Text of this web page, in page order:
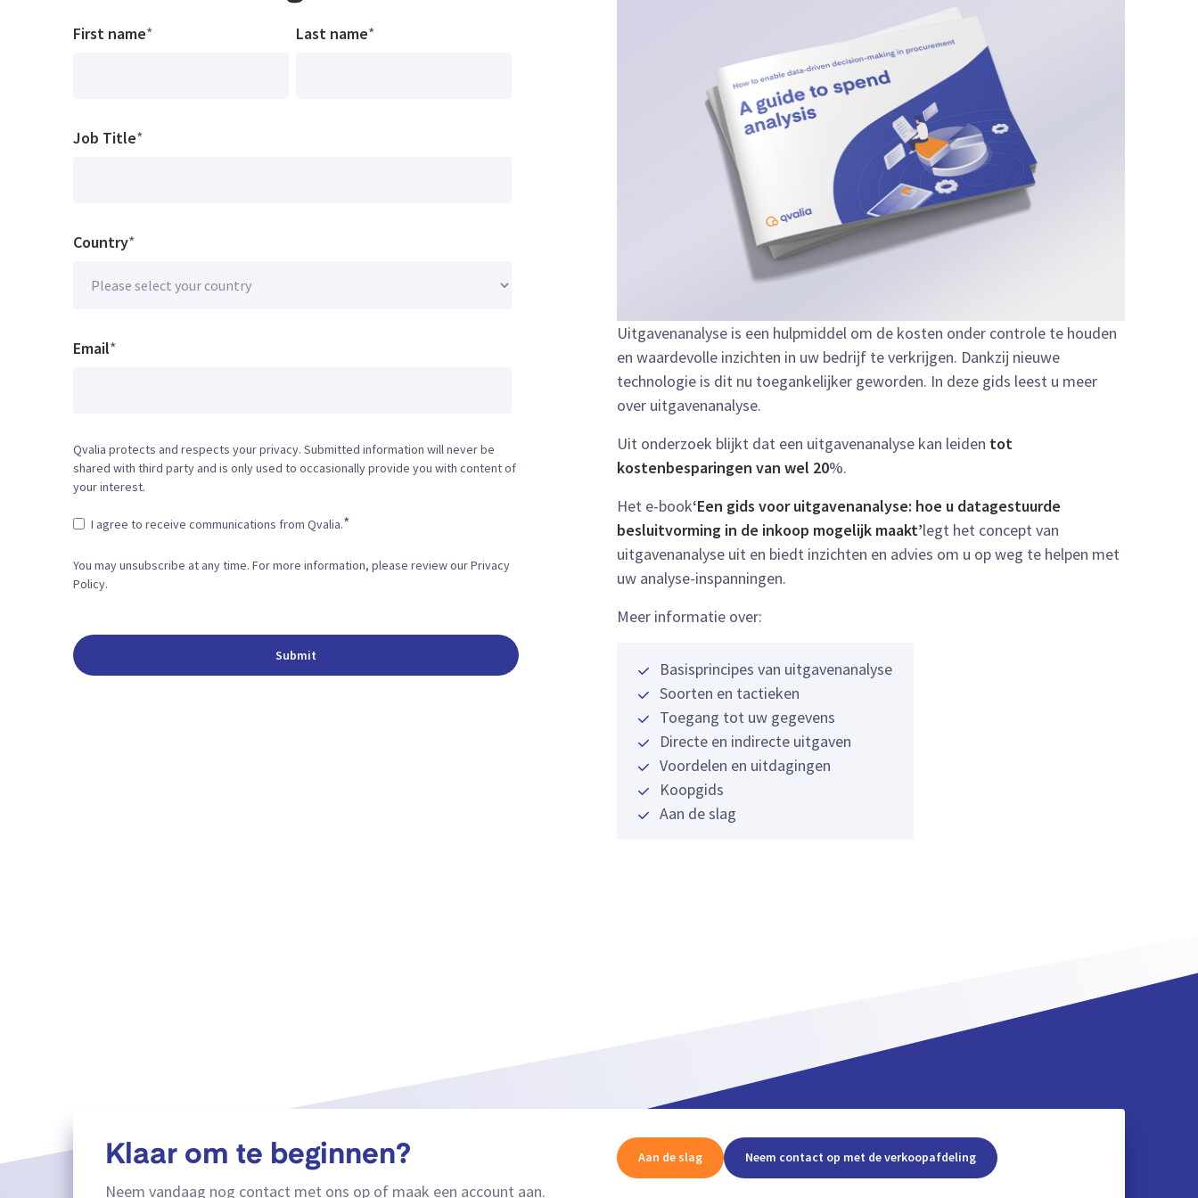
First name* Last name*
Job Title*
Country*
Email*
Qvalia protects and respects your privacy. Submitted information will never be
shared with third party and is only used to occasionally provide you with content of
your interest.
I agree to receive communications from Qvalia.*
You may unsubscribe at any time. For more information, please review our Privacy
Policy.
Uitgavenanalyse is een hulpmiddel om de kosten onder controle te houden
en waardevolle inzichten in uw bedrijf te verkrijgen. Dankzij nieuwe
technologie is dit nu toegankelijker geworden. In deze gids leest u meer
over uitgavenanalyse.
Uit onderzoek blijkt dat een uitgavenanalyse kan leiden tot
kostenbesparingen van wel 20%.
Het e-book‘Een gids voor uitgavenanalyse: hoe u datagestuurde
besluitvorming in de inkoop mogelijk maakt’legt het concept van
uitgavenanalyse uit en biedt inzichten en advies om u op weg te helpen met
uw analyse-inspanningen.
Meer informatie over:
Basisprincipes van uitgavenanalyse
Soorten en tactieken
Toegang tot uw gegevens
Directe en indirecte uitgaven
Voordelen en uitdagingen
Koopgids
Aan de slag
Klaar om te beginnen?
Neem vandaag nog contact met ons op of maak een account aan.
Aan de slag Neem contact op met de verkoopafdeling